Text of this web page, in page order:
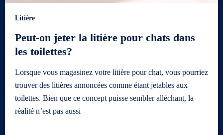
Litière
Peut-on jeter la litière pour chats dans
les toilettes?
Lorsque vous magasinez votre litière pour chat, vous pourriez
trouver des litières annoncées comme étant jetables aux
toilettes. Bien que ce concept puisse sembler alléchant, la
réalité n’est pas aussi